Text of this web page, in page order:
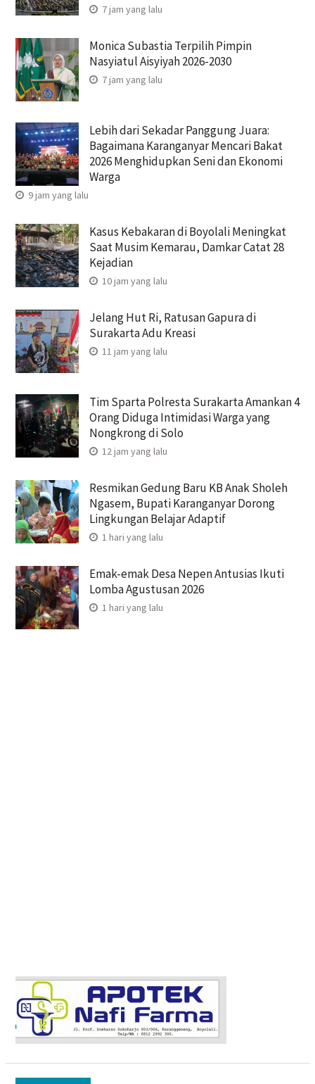
7 jam yang lalu
Monica Subastia Terpilih Pimpin
Nasyiatul Aisyiyah 2026-2030
7 jam yang lalu
Lebih dari Sekadar Panggung Juara:
Bagaimana Karanganyar Mencari Bakat
2026 Menghidupkan Seni dan Ekonomi
Warga
9 jam yang lalu
Kasus Kebakaran di Boyolali Meningkat
Saat Musim Kemarau, Damkar Catat 28
Kejadian
10 jam yang lalu
Jelang Hut Ri, Ratusan Gapura di
Surakarta Adu Kreasi
11 jam yang lalu
Tim Sparta Polresta Surakarta Amankan 4
Orang Diduga Intimidasi Warga yang
Nongkrong di Solo
12 jam yang lalu
Resmikan Gedung Baru KB Anak Sholeh
Ngasem, Bupati Karanganyar Dorong
Lingkungan Belajar Adaptif
1 hari yang lalu
Emak-emak Desa Nepen Antusias Ikuti
Lomba Agustusan 2026
1 hari yang lalu